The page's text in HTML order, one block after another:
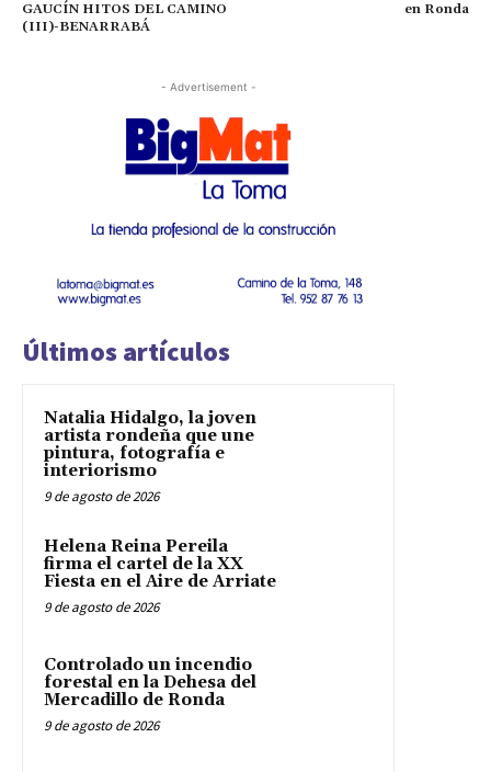
GAUCÍN HITOS DEL CAMINO
(III)-BENARRABÁ
en Ronda
- Advertisement -
Últimos artículos
Natalia Hidalgo, la joven
artista rondeña que une
pintura, fotografía e
interiorismo
9 de agosto de 2026
Helena Reina Pereila
firma el cartel de la XX
Fiesta en el Aire de Arriate
9 de agosto de 2026
Controlado un incendio
forestal en la Dehesa del
Mercadillo de Ronda
9 de agosto de 2026